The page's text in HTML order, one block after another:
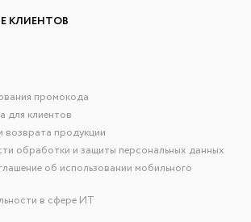
КЛИЕНТОВ
промокода
для клиентов
возврата продукции
обработки и защиты персональных данных
об использовании мобильного
в сфере ИТ